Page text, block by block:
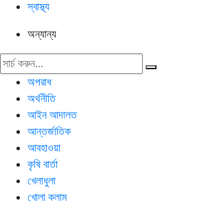
স্বাস্থ্য
অন্যান্য
অপরাধ
অর্থনীতি
আইন আদালত
আন্তর্জাতিক
আবহাওয়া
কৃষি বার্তা
খেলাধুলা
খোলা কলাম